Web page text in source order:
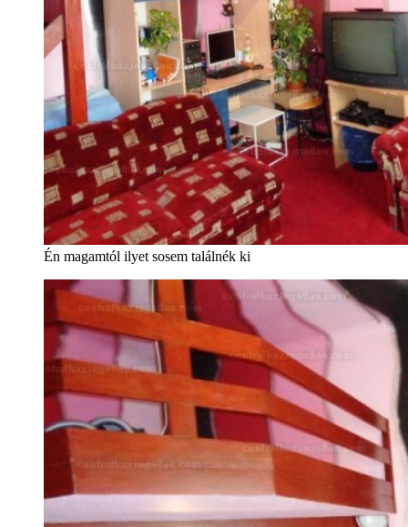
Én magamtól ilyet sosem találnék ki